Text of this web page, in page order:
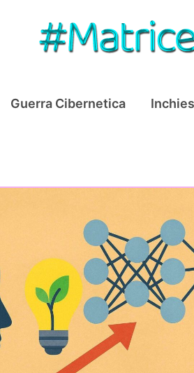
Guerra Cibernetica